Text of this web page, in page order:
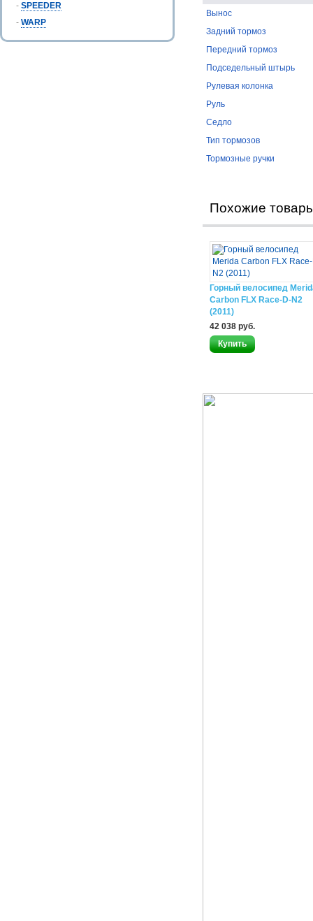
- SPEEDER
- WARP
Вынос
Задний тормоз
Передний тормоз
Подседельный штырь
Рулевая колонка
Руль
Седло
Тип тормозов
Тормозные ручки
Похожие
Горный велосипед
Carbon FLX Race-D-N2
(2011)
42 038 руб.